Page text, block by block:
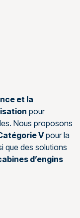
et la
pour
Nous proposons
Vpour la
que des solutions
d’engins